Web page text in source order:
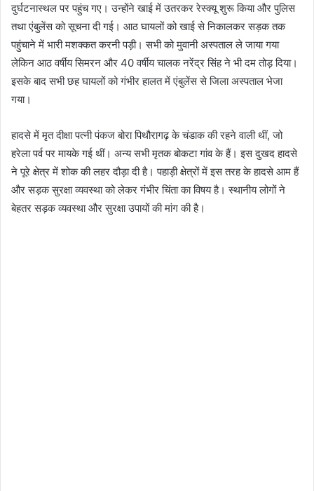
दुर्घटनास्थल पर पहुंच गए। उन्होंने खाई में उतरकर रेस्क्यू शुरू किया और पुलिस
तथा एंबुलेंस को सूचना दी गई। आठ घायलों को खाई से निकालकर सड़क तक
पहुंचाने में भारी मशक्कत करनी पड़ी। सभी को मुवानी अस्पताल ले जाया गया
लेकिन आठ वर्षीय सिमरन और 40 वर्षीय चालक नरेंद्र सिंह ने भी दम तोड़ दिया।
इसके बाद सभी छह घायलों को गंभीर हालत में एंबुलेंस से जिला अस्पताल भेजा
गया।
हादसे में मृत दीक्षा पत्नी पंकज बोरा पिथौरागढ़ के चंडाक की रहने वाली थीं, जो
हरेला पर्व पर मायके गई थीं। अन्य सभी मृतक बोकटा गांव के हैं। इस दुखद हादसे
ने पूरे क्षेत्र में शोक की लहर दौड़ा दी है। पहाड़ी क्षेत्रों में इस तरह के हादसे आम हैं
और सड़क सुरक्षा व्यवस्था को लेकर गंभीर चिंता का विषय है। स्थानीय लोगों ने
बेहतर सड़क व्यवस्था और सुरक्षा उपायों की मांग की है।